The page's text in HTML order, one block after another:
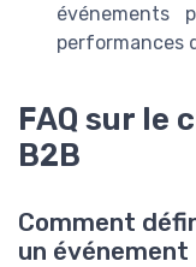
événements
performances
FAQ sur le
B2B
Comment
un événement